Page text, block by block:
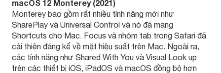
macOS 12 Monterey (2021)
Monterey bao gồm rất nhiều tính năng mới như
SharePlay và Universal Control và nó đã mang
Shortcuts cho Mac. Focus và nhóm tab trong Safari đã
cải thiện đáng kể về mặt hiệu suất trên Mac. Ngoài ra,
các tính năng như Shared With You và Visual Look up
trên các thiết bị iOS, iPadOS và macOS đồng bộ hơn